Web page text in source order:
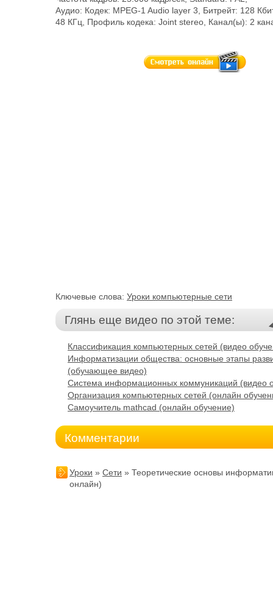
Аудио: Кодек: MPEG-1 Audio layer 3, Битрейт: 128
48 КГц, Профиль кодека: Joint stereo, Канал(ы): 2
Ключевые слова: Уроки компьютерные сети
Глянь еще видео по этой теме:
Классификация компьютерных сетей (видео
Информатизации общества: основные этапы
(обучающее видео)
Система информационных коммуникаций (видео
Организация компьютерных сетей (онлайн
Самоучитель mathcad (онлайн обучение)
Комментарии
Уроки » Сети » Теоретические основы
онлайн)